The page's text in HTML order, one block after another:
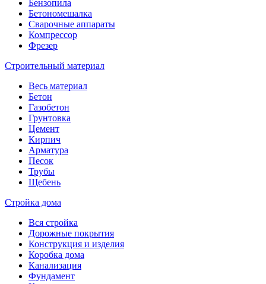
Бензопила
Бетономешалка
Сварочные аппараты
Компрессор
Фрезер
Строительный материал
Весь материал
Бетон
Газобетон
Грунтовка
Цемент
Кирпич
Арматура
Песок
Трубы
Щебень
Стройка дома
Вся стройка
Дорожные покрытия
Конструкция и изделия
Коробка дома
Канализация
Фундамент